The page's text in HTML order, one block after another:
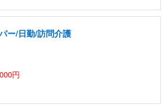
ー/日勤/訪問介護
円